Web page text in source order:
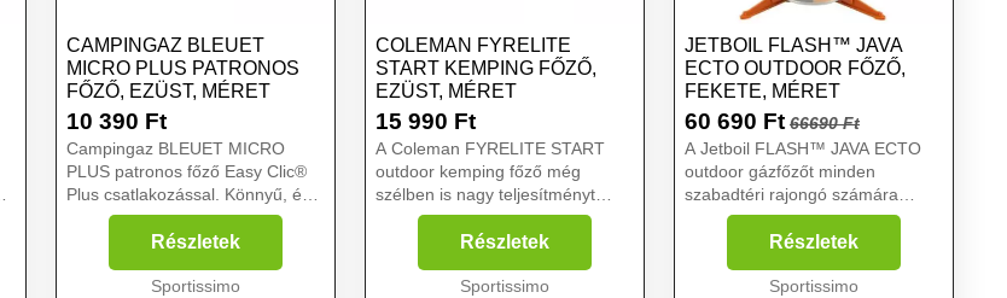
CAMPINGAZ BLEUET
MICRO PLUS PATRONOS
FŐZŐ, EZÜST, MÉRET
10 390 Ft
Campingaz BLEUET MICRO
PLUS patronos főző Easy Clic®
Plus csatlakozással. Könnyű, és
összecsukható karjainak
köszönhetően minimálisra
összecsukható. Ergonomikus
gomb biztosítja a láng könnyű
Részletek
Sportissimo
COLEMAN FYRELITE
START KEMPING FŐZŐ,
EZÜST, MÉRET
15 990 Ft
A Coleman FYRELITE START
outdoor kemping főző még
szélben is nagy teljesítményt
garantál. Egyértelmű választás
minden outdoor rajongó
számára, aki minden grammot
mérlegel utazásai során....
Részletek
Sportissimo
JETBOIL FLASH™ JAVA
ECTO OUTDOOR FŐZŐ,
FEKETE, MÉRET
60 690 Ft 66690 Ft
A Jetboil FLASH™ JAVA ECTO
outdoor gázfőzőt minden
szabadtéri rajongó számára
tervezték. Kiválóan alkalmas
olyan szabadtéri
tevékenységekhez, mint a
kempingezés, csónakázás,
Részletek
Sportissimo